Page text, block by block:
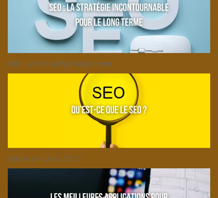
SEO : votre stratégie long terme
Qu’est-ce-que le SEO ?